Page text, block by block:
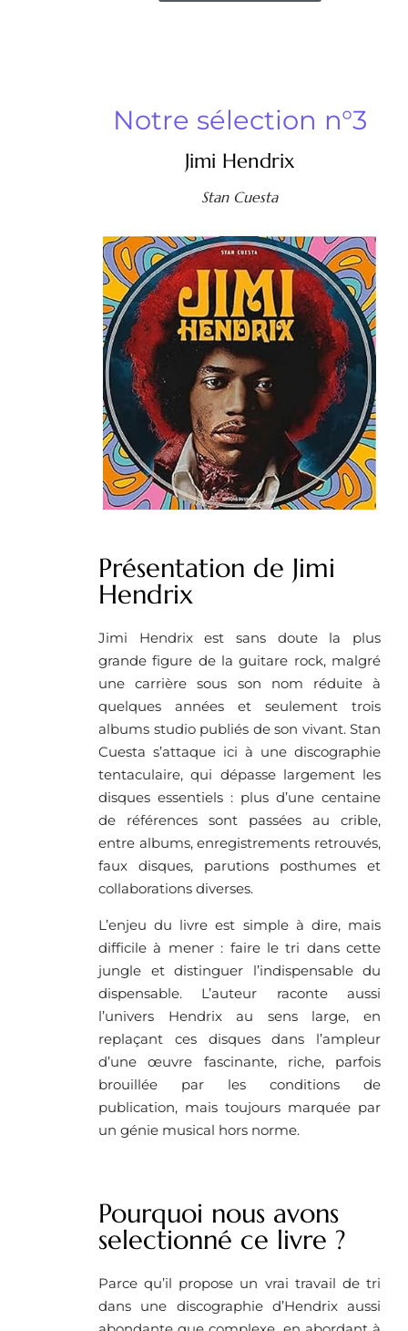
Notre sélection n°3
Jimi Hendrix
Stan Cuesta
Présentation de Jimi
Hendrix
Jimi Hendrix est sans doute la plus
grande figure de la guitare rock, malgré
une carrière sous son nom réduite à
quelques années et seulement trois
albums studio publiés de son vivant. Stan
Cuesta s’attaque ici à une discographie
tentaculaire, qui dépasse largement les
disques essentiels : plus d’une centaine
de références sont passées au crible,
entre albums, enregistrements retrouvés,
faux disques, parutions posthumes et
collaborations diverses.
L’enjeu du livre est simple à dire, mais
difficile à mener : faire le tri dans cette
jungle et distinguer l’indispensable du
dispensable. L’auteur raconte aussi
l’univers Hendrix au sens large, en
replaçant ces disques dans l’ampleur
d’une œuvre fascinante, riche, parfois
brouillée par les conditions de
publication, mais toujours marquée par
un génie musical hors norme.
Pourquoi nous avons
selectionné ce livre ?
Parce qu’il propose un vrai travail de tri
dans une discographie d’Hendrix aussi